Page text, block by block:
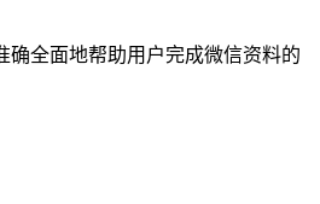
确全面地帮助用户完成微信资料的